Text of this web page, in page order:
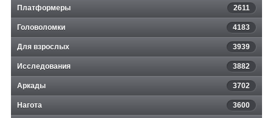
Платформеры 2611
Головоломки 4183
Для взрослых 3939
Исследования 3882
Аркады 3702
Нагота 3600